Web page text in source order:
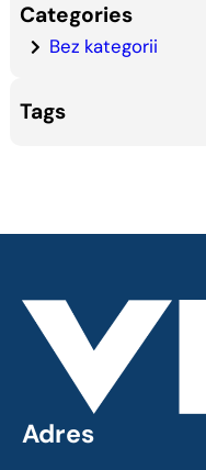
Categories
Bez kategorii
Tags
Adres